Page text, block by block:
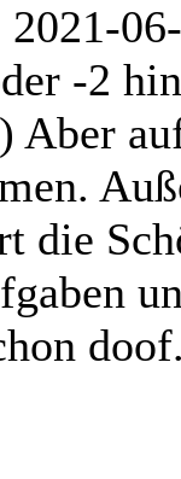
2021-
-2
Aber
die